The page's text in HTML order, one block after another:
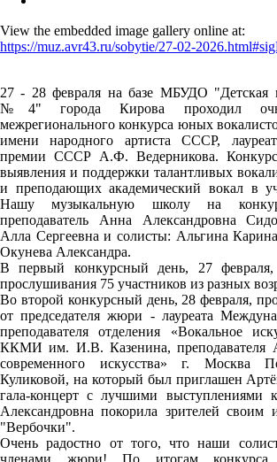
View the embedded image gallery online at:
https://muz.avr43.ru/sobytie/27-02-
27 - 28 февраля на базе МБУДО "Детская
№4" города Кирова проходил
межрегионального конкурса юных
имени народного артиста СССР,
премии СССР А.Ф. Ведерникова. Конкурс
выявления и поддержки талантливых
и преподающих академический вокал в
Нашу музыкальную школу на
преподаватель Анна Александровна
Алла Сергеевна и солисты: Альгина
Окунева Александра.
В первый конкурсный день, 27 февраля,
прослушивания 75 участников из разных
Во второй конкурсный день, 28 февраля,
от председателя жюри - лауреата
преподавателя отделения «Вокальное
ККМИ им. И.В. Казенина,
современного искусства» г. Москва
Куликовой, на который был приглашен
гала-концерт с лучшими выступлениями
Александровна покорила зрителей своим
"Вербочки".
Очень радостно от того, что наши